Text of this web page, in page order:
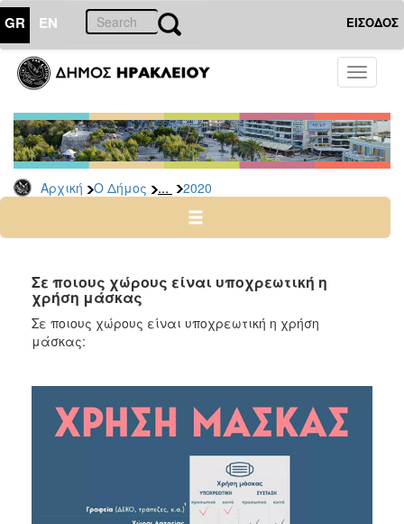
GR EN ΕΙΣΟΔΟΣ
Toggle
Αρχική Ο Δήμος ... 2020
ΔΗΜΟΣ
Δελτία
Τύπου
Αρχείο
2026
2024
2022
2021
2020
2018
2017
2013
Σε ποιους χώρους είναι υποχρεωτική η
χρήση μάσκας
Σε ποιους χώρους είναι υποχρεωτική η χρήση
μάσκας: